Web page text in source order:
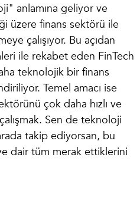
anlamına geliyor ve
üzere finans sektörü ile
çalışıyor. Bu açıdan
ile rekabet eden FinTech
teknolojik bir finans
Temel amacı ise
çok daha hızlı ve
Sen de teknoloji
takip ediyorsan, bu
dair tüm merak ettiklerini